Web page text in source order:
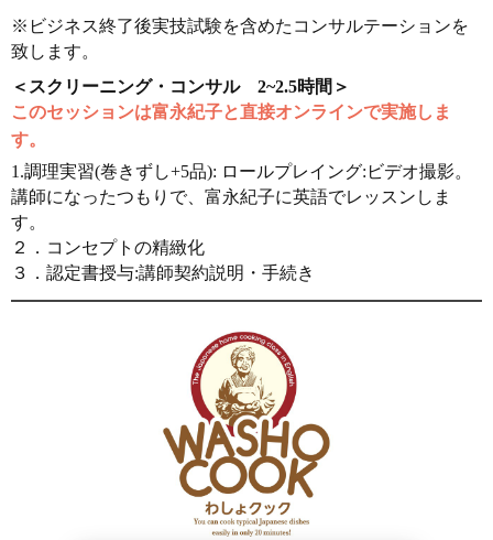
※ビジネス終了後実技試験を含めたコンサルテーションを
致します。
＜スクリーニング・コンサル 2~2.5時間＞
このセッションは富永紀子と直接オンラインで実施しま
す。
1.調理実習(巻きずし+5品): ロールプレイング:ビデオ撮影。
講師になったつもりで、富永紀子に英語でレッスンしま
す。
２．コンセプトの精緻化
３．認定書授与:講師契約説明・手続き